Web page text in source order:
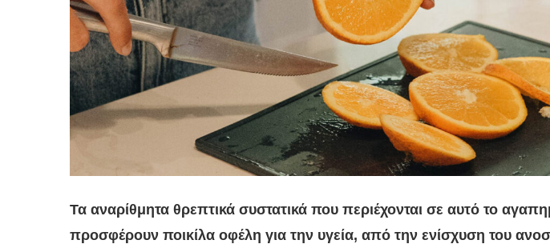
Τα αναρίθμητα θρεπτικά συστατικά που περιέχονται σε αυτό το
προσφέρουν ποικίλα οφέλη για την υγεία, από την ενίσχυση του